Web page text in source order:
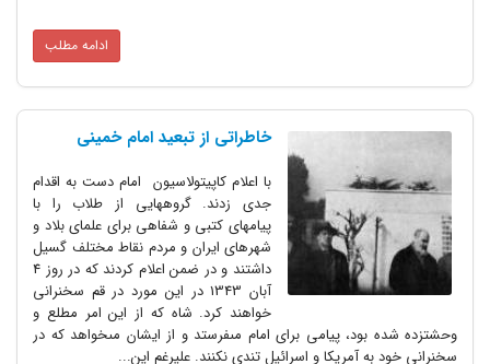
ادامه مطلب
خاطراتی از تبعید امام خمینی
با اعلام کاپیتولاسیون امام دست به اقدام
جدى زدند. گروه‏هایى از طلاب را با
پیام‏هاى کتبى و شفاهى براى علماى بلاد و
شهرهاى ایران و مردم نقاط مختلف گسیل
داشتند و در ضمن اعلام کردند که در روز 4
آبان 1343 در این مورد در قم سخنرانى
خواهند کرد. شاه که از این امر مطلع و
وحشت‏زده شده بود، پیامى براى امام مى‏فرستد و از ایشان مى‏خواهد که در
سخنرانى خود به آمریکا و اسرائیل تندى نکنند. علیرغم این...